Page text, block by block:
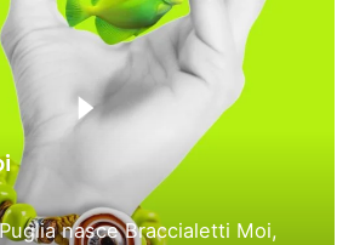
nasce Braccialetti Moi,